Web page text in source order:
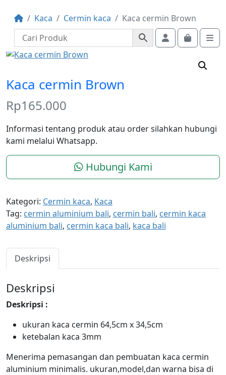
Kaca Cermin kaca
Kaca cermin Brown
AccountCart
Kaca cermin Brown
Rp165.000
Informasi tentang produk atau order silahkan hubungi
kami melalui Whatsapp.
Hubungi Kami
Kategori: Cermin kaca, Kaca
Tag: cermin aluminium bali, cermin bali, cermin kaca
aluminium bali, cermin kaca bali, kaca bali
Deskripsi
Deskripsi
Deskripsi :
ukuran kaca cermin 64,5cm x 34,5cm
ketebalan kaca 3mm
Menerima pemasangan dan pembuatan kaca cermin
aluminium minimalis. ukuran,model,dan warna bisa di